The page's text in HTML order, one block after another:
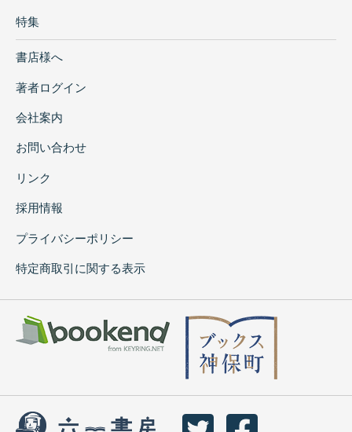
特集
書店様へ
著者ログイン
会社案内
お問い合わせ
リンク
採用情報
プライバシーポリシー
特定商取引に関する表示